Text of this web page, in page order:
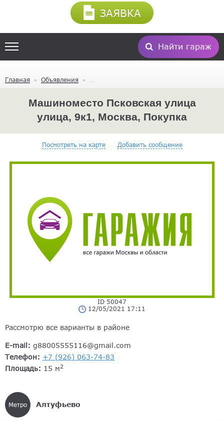
Найти гараж
ЗАЯВКА
Главная Объявления
Машиноместо Псковская улица
улица, 9к1, Москва, Покупка
Посмотреть на карте Добавить сообщение
ID 50047
12/05/2021 17:11
Рассмотрю все варианты в районе
E-mail: g88005555116@gmail.com
Телефон: +7 (926) 063-74-83
Площадь: 15 м2
Метро Алтуфьево